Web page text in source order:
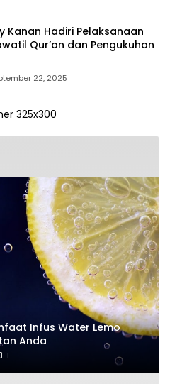
Kanan Hadiri Pelaksanaan
Qur’an dan Pengukuhan
22, 2025
Infus Water Lemo
Anda
1